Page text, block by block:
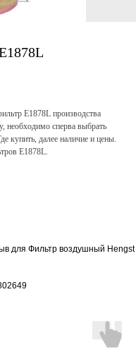
E1878L производства
необходимо сперва выбрать
купить, далее наличие и цены.
E1878L.
для Фильтр воздушный Hengst